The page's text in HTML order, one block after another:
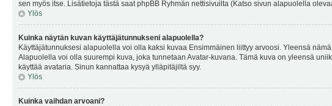
sen myös itse. Lisätietoja tästä saat phpBB Ryhmän nettisivuilta (Katso sivun alapuolella
Ylös
Kuinka näytän kuvan käyttäjätunnukseni alapuolella?
Käyttäjätunnuksesi alapuolella voi olla kaksi kuvaa Ensimmäinen liittyy arvoosi. Yleensä
Alapuolella voi olla suurempi kuva, joka tunnetaan Avatar-kuvana. Tämä kuva on yleensä
käyttää avataria. Sinun kannattaa kysyä ylläpitäjiltä syy.
Ylös
Kuinka vaihdan arvoani?